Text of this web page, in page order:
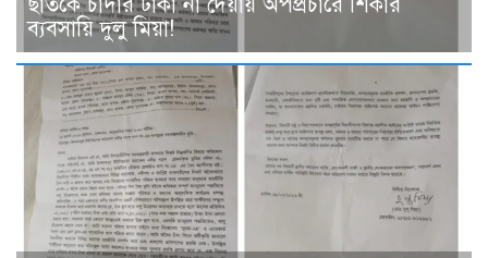
ব‌্যবসা‌য়ি দুলু‌ মিয়া!